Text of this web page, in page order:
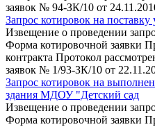
заявок № 94-ЗК/10 от
Запрос котировок на
Извещение о проведении
Форма котировочной заявки
контракта Протокол
заявок № 1/93-ЗК/10 от
Запрос котировок на
здания МДОУ "Детский сад
Извещение о проведении
Форма котировочной заявки